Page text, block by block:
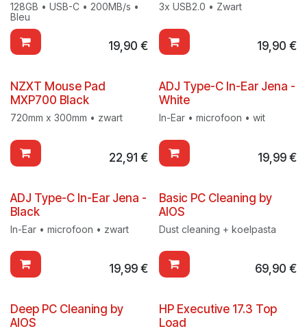
128GB • USB-C • 200MB/s •
Bleu
19,90 €
3x USB2.0 • Zwart
19,90 €
NZXT Mouse Pad
MXP700 Black
720mm x 300mm • zwart
22,91 €
ADJ Type-C In-Ear Jena -
White
In-Ear • microfoon • wit
19,99€
ADJ Type-C In-Ear Jena -
Black
In-Ear • microfoon • zwart
19,99€
Basic PC Cleaning by
AIOS
Dust cleaning + koelpasta
69,90 €
Deep PC Cleaning by
AIOS
HP Executive 17.3 Top
Load